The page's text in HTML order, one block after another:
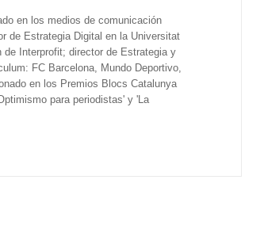
en los medios de comunicación
de Estrategia Digital en la Universitat
de Interprofit; director de Estrategia y
FC Barcelona, Mundo Deportivo,
en los Premios Blocs Catalunya
para periodistas' y 'La